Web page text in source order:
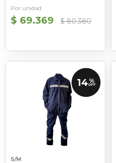
Por unidad
$ 69.369 $ 80.380
14 %
OFF
S/M